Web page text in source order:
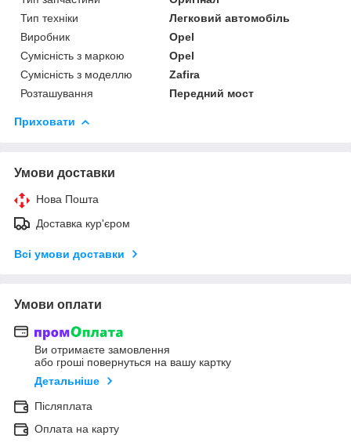
Тип техніки
Легковий автомобіль
Виробник
Opel
Сумісність з маркою
Opel
Сумісність з моделлю
Zafira
Розташування
Передний мост
Приховати
Умови доставки
Нова Пошта
Доставка кур'єром
Всі умови доставки
Умови оплати
Ви отримаєте замовлення
або гроші повернуться на вашу картку
Детальніше
Післяплата
Оплата на карту